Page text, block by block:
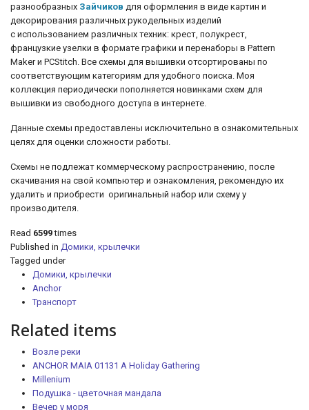
разнообразных Зайчиков для оформления в виде картин и
декорирования различных рукодельных изделий
с использованием различных техник: крест, полукрест,
французкие узелки в формате графики и перенаборы в Pattern
Maker и PCStitch. Все схемы для вышивки отсортированы по
соответствующим категориям для удобного поиска. Моя
коллекция периодически пополняется новинками схем для
вышивки из свободного доступа в интернете.
Данные схемы предоставлены исключительно в ознакомительных
целях для оценки сложности работы.
Схемы не подлежат коммерческому распространению, после
скачивания на свой компьютер и ознакомления, рекомендую их
удалить и приобрести оригинальный набор или схему у
производителя.
Read 6599times
Published in Домики, крылечки
Tagged under
Домики, крылечки
Anchor
Транспорт
Related items
Возле реки
ANCHOR MAIA 01131 A Holiday Gathering
Millenium
Подушка - цветочная мандала
Вечер у моря